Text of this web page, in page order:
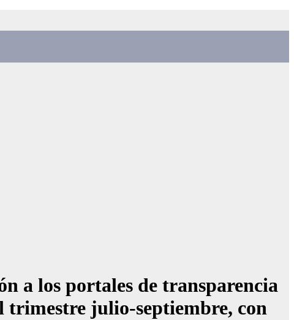
a los portales de transparencia
trimestre julio-septiembre, con